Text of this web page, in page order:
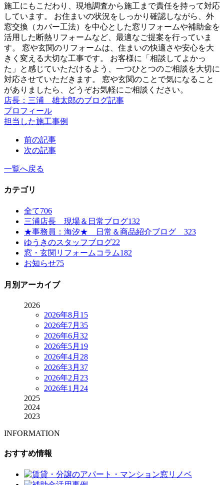
施工にもこだわり、現地調査から施工まで責任を持って対応
しています。 お住まいの状況をしっかり確認しながら、外
窓交換（カバー工法）を中心とした窓リフォームや補助金を
活用した断熱リフォームなど、最適なご提案を行っていま
す。 窓や玄関のリフォームは、住まいの快適さや安心を大
きく変える大切な工事です。 お客様に「相談してよかっ
た」と感じていただけるよう、一つひとつのご相談を大切に
対応させていただきます。 窓や玄関のことで気になること
がありましたら、どうぞお気軽にご相談ください。
店長：三浦 雄太郎のブログ記事
プロフィール
担当した施工事例
前の記事
次の記事
一覧へ戻る
カテゴリ
全て706
三浦店長 現場＆日常ブログ132
★事務員：海汐★ 日常＆商品紹介ブログ 323
ゆうきのスタッフブログ22
窓・玄関リフォームコラム182
お知らせ75
月別アーカイブ
2026
2026年8月 15
2026年7月 35
2026年6月 32
2026年5月 19
2026年4月 28
2026年3月 37
2026年2月 23
2026年1月 24
2025
2024
2023
INFORMATION
おすすめ情報